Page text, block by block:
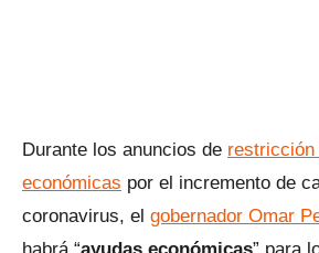
Durante los anuncios de restricción
económicas por el incremento de
coronavirus, el gobernador Omar